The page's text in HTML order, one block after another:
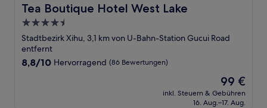
Tea Boutique Hotel West Lake
Tea Boutique Hotel West Lake
4.5-
Sterne-
Unterkunft
Stadtbezirk Xihu, 3,1 km von U-Bahn-Station Gucui Road
entfernt
8.8
8,8/10 Hervorragend (86 Bewertungen)
Der
Preis
beträgt
99 €
inkl. Steuern & Gebühren
16. Aug.–17. Aug.